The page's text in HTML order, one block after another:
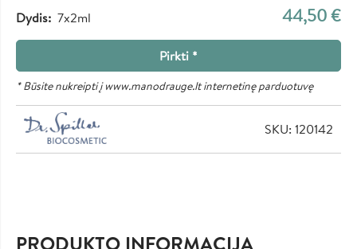
Dydis 7x2ml
Pirkti *
44,50 €
* Būsite nukreipti į www.manodrauge.lt internetinę parduotuvę
SKU: 120142
PRODUKTO INFORMACIJA